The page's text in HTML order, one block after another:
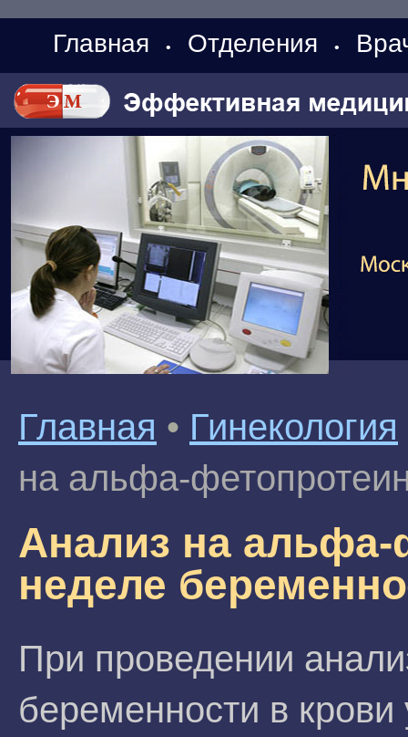
Главная • Отделения •
Главная • Гинекология
на альфа-
Анализ на альфа-
неделе
При проведении
беременности в